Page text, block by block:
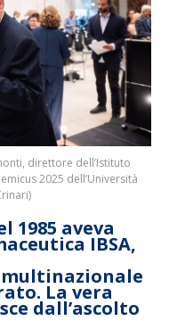
direttore dell’Istituto
2025 dell’Università
1985 aveva
IBSA,
La vera
dall’ascolto